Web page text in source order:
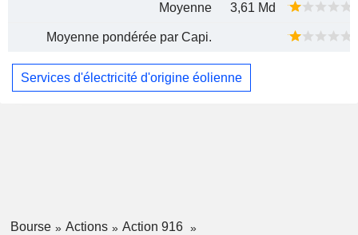
Moyenne
3,61 Md
Moyenne pondérée par Capi.
Services d'électricité d'origine éolienne
Bourse Actions
Action 916